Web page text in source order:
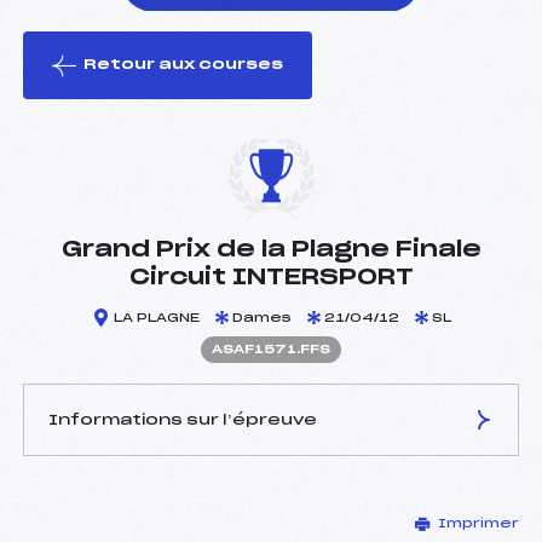
le ski
Retour aux courses
Grand Prix de la Plagne Finale
Circuit INTERSPORT
LA PLAGNE Dames 21/04/12 SL
ASAF1571.FFS
Informations sur l’épreuve
CHARRIERE VINCENT
Imprimer